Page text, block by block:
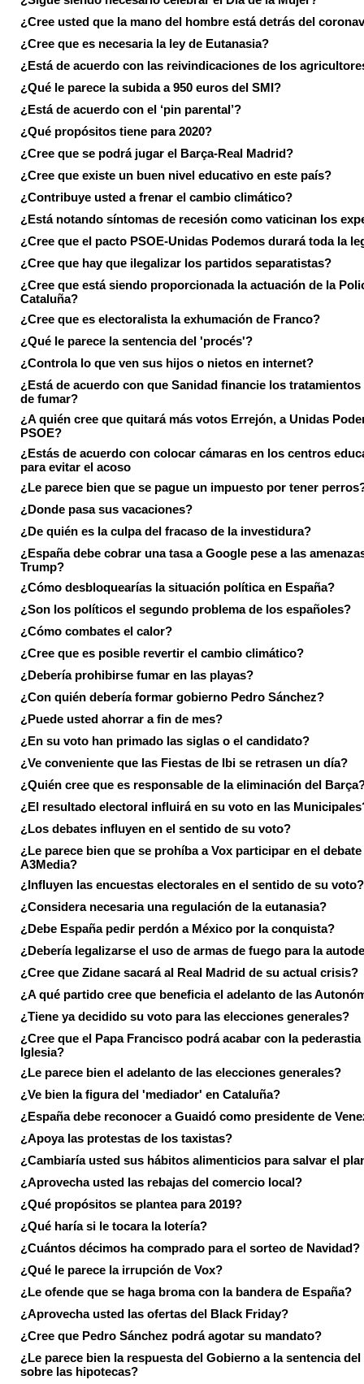
¿Cree usted que la mano del hombre está detrás del
¿Cree que es necesaria la ley de Eutanasia?
¿Está de acuerdo con las reivindicaciones de los
¿Qué le parece la subida a 950 euros del SMI?
¿Está de acuerdo con el ‘pin parental’?
¿Qué propósitos tiene para 2020?
¿Cree que se podrá jugar el Barça-Real Madrid?
¿Cree que existe un buen nivel educativo en este país?
¿Contribuye usted a frenar el cambio climático?
¿Está notando síntomas de recesión como vaticinan los
¿Cree que el pacto PSOE-Unidas Podemos durará toda la
¿Cree que hay que ilegalizar los partidos separatistas?
¿Cree que está siendo proporcionada la actuación de la
Cataluña?
¿Cree que es electoralista la exhumación de Franco?
¿Qué le parece la sentencia del 'procés'?
¿Controla lo que ven sus hijos o nietos en internet?
¿Está de acuerdo con que Sanidad financie los tratamientos
de fumar?
¿A quién cree que quitará más votos Errejón, a Unidas
PSOE?
¿Estás de acuerdo con colocar cámaras en los centros
para evitar el acoso
¿Le parece bien que se pague un impuesto por tener
¿Donde pasa sus vacaciones?
¿De quién es la culpa del fracaso de la investidura?
¿España debe cobrar una tasa a Google pese a las
Trump?
¿Cómo desbloquearías la situación política en España?
¿Son los políticos el segundo problema de los españoles?
¿Cómo combates el calor?
¿Cree que es posible revertir el cambio climático?
¿Debería prohibirse fumar en las playas?
¿Con quién debería formar gobierno Pedro Sánchez?
¿Puede usted ahorrar a fin de mes?
¿En su voto han primado las siglas o el candidato?
¿Ve conveniente que las Fiestas de Ibi se retrasen un día?
¿Quién cree que es responsable de la eliminación del
¿El resultado electoral influirá en su voto en las
¿Los debates influyen en el sentido de su voto?
¿Le parece bien que se prohíba a Vox participar en el debate
A3Media?
¿Influyen las encuestas electorales en el sentido de su voto?
¿Considera necesaria una regulación de la eutanasia?
¿Debe España pedir perdón a México por la conquista?
¿Debería legalizarse el uso de armas de fuego para la
¿Cree que Zidane sacará al Real Madrid de su actual crisis?
¿A qué partido cree que beneficia el adelanto de las
¿Tiene ya decidido su voto para las elecciones generales?
¿Cree que el Papa Francisco podrá acabar con la pederastia
Iglesia?
¿Le parece bien el adelanto de las elecciones generales?
¿Ve bien la figura del 'mediador' en Cataluña?
¿España debe reconocer a Guaidó como presidente de
¿Apoya las protestas de los taxistas?
¿Cambiaría usted sus hábitos alimenticios para salvar el
¿Aprovecha usted las rebajas del comercio local?
¿Qué propósitos se plantea para 2019?
¿Qué haría si le tocara la lotería?
¿Cuántos décimos ha comprado para el sorteo de Navidad?
¿Qué le parece la irrupción de Vox?
¿Le ofende que se haga broma con la bandera de España?
¿Aprovecha usted las ofertas del Black Friday?
¿Cree que Pedro Sánchez podrá agotar su mandato?
¿Le parece bien la respuesta del Gobierno a la sentencia
sobre las hipotecas?